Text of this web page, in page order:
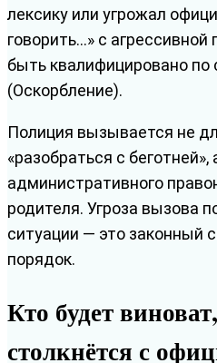
лексику или угрожал
говорить…» с
быть квалифицировано
(Оскорбление).
Полиция вызывается не
«разобраться с
административного
родителя. Угроза вызова
ситуации — это законный
порядок.
Кто будет
столкнётся с